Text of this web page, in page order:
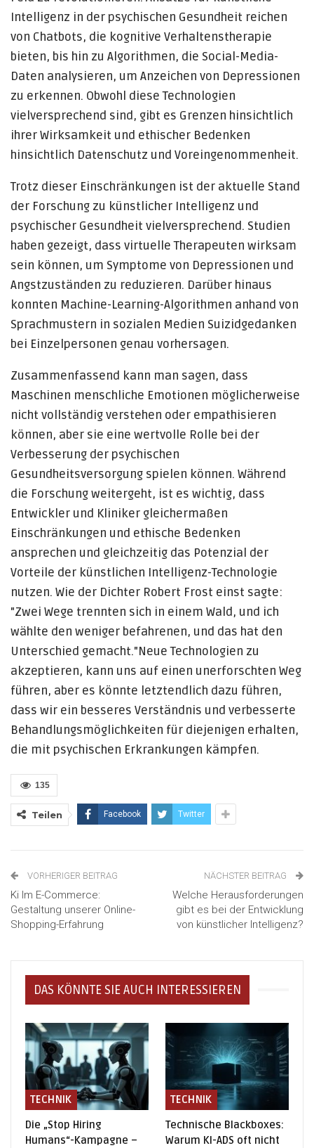
Intelligenz in der psychischen Gesundheit reichen
von Chatbots, die kognitive Verhaltenstherapie
bieten, bis hin zu Algorithmen, die Social-Media-
Daten analysieren, um Anzeichen von Depressionen
zu erkennen. Obwohl diese Technologien
vielversprechend sind, gibt es Grenzen hinsichtlich
ihrer Wirksamkeit und ethischer Bedenken
hinsichtlich Datenschutz und Voreingenommenheit.
Trotz dieser Einschränkungen ist der aktuelle Stand
der Forschung zu künstlicher Intelligenz und
psychischer Gesundheit vielversprechend. Studien
haben gezeigt, dass virtuelle Therapeuten wirksam
sein können, um Symptome von Depressionen und
Angstzuständen zu reduzieren. Darüber hinaus
konnten Machine-Learning-Algorithmen anhand von
Sprachmustern in sozialen Medien Suizidgedanken
bei Einzelpersonen genau vorhersagen.
Zusammenfassend kann man sagen, dass
Maschinen menschliche Emotionen möglicherweise
nicht vollständig verstehen oder empathisieren
können, aber sie eine wertvolle Rolle bei der
Verbesserung der psychischen
Gesundheitsversorgung spielen können. Während
die Forschung weitergeht, ist es wichtig, dass
Entwickler und Kliniker gleichermaßen
Einschränkungen und ethische Bedenken
ansprechen und gleichzeitig das Potenzial der
Vorteile der künstlichen Intelligenz-Technologie
nutzen. Wie der Dichter Robert Frost einst sagte:
"Zwei Wege trennten sich in einem Wald, und ich
wählte den weniger befahrenen, und das hat den
Unterschied gemacht."Neue Technologien zu
akzeptieren, kann uns auf einen unerforschten Weg
führen, aber es könnte letztendlich dazu führen,
dass wir ein besseres Verständnis und verbesserte
Behandlungsmöglichkeiten für diejenigen erhalten,
die mit psychischen Erkrankungen kämpfen.
135
Teilen Facebook Twitter
VORHERIGER BEITRAG
Ki Im E-Commerce:
Gestaltung unserer Online-
Shopping-Erfahrung
NÄCHSTER BEITRAG
Welche Herausforderungen
gibt es bei der Entwicklung
von künstlicher Intelligenz?
DAS KÖNNTE SIE AUCH INTERESSIEREN
TECHNIK
Die „Stop Hiring
Humans“-Kampagne –
TECHNIK
Technische Blackboxes:
Warum KI-ADS oft nicht